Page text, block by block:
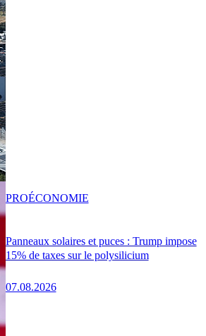
Panneaux solaires et puces : Trump impose
15% de taxes sur le polysilicium
07.08.2026
PROÉCONOMIE